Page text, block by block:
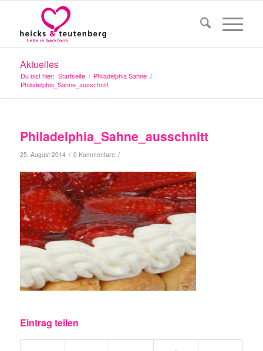
Aktuelles
Du bist hier: Startseite / Philadelphia Sahne /
Philadelphia_Sahne_ausschnitt
Philadelphia_Sahne_ausschnitt
25. August 2014 / 0 Kommentare /
Eintrag teilen